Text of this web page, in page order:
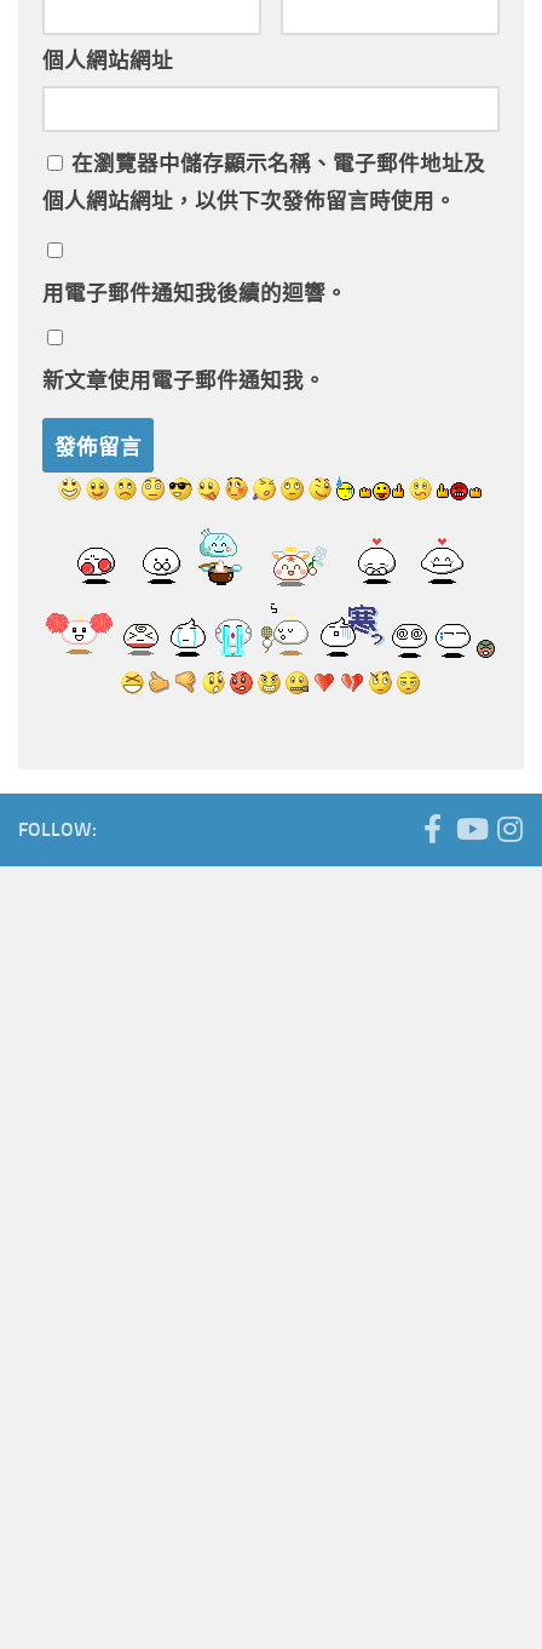
個人網站網址
在瀏覽器中儲存顯示名稱、電子郵件地址及
個人網站網址，以供下次發佈留言時使用。
用電子郵件通知我後續的迴響。
新文章使用電子郵件通知我。
FOLLOW: